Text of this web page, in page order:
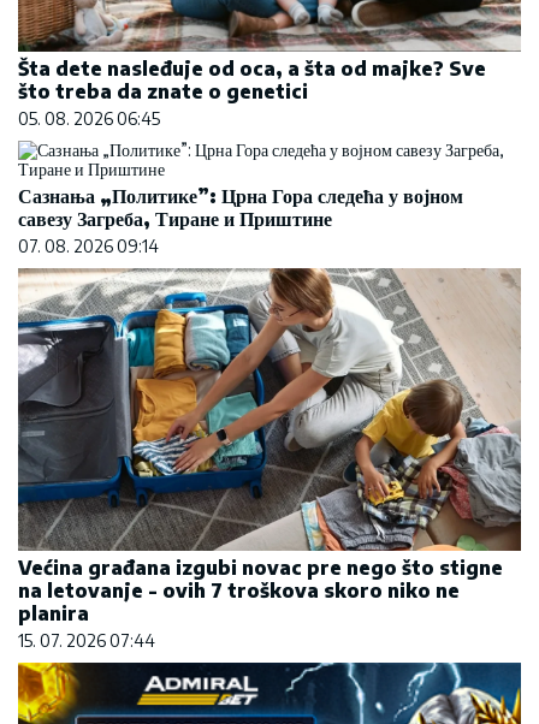
Šta dete nasleđuje od oca, a šta od majke? Sve
što treba da znate o genetici
05. 08. 2026 06:45
Сазнања „Политике”: Црна Гора следећа у војном
савезу Загреба, Тиране и Приштине
07. 08. 2026 09:14
Većina građana izgubi novac pre nego što stigne
na letovanje - ovih 7 troškova skoro niko ne
planira
15. 07. 2026 07:44